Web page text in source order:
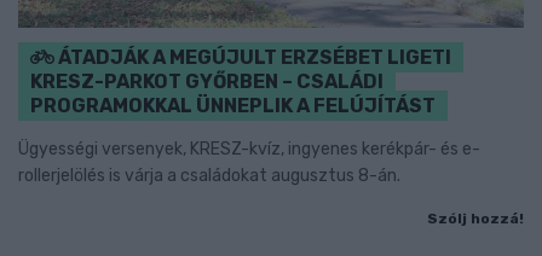
ÁTADJÁK A MEGÚJULT ERZSÉBET LIGETI
KRESZ-PARKOT GYŐRBEN – CSALÁDI
PROGRAMOKKAL ÜNNEPLIK A FELÚJÍTÁST
Ügyességi versenyek, KRESZ-kvíz, ingyenes kerékpár- és e-
rollerjelölés is várja a családokat augusztus 8-án.
Szólj hozzá!